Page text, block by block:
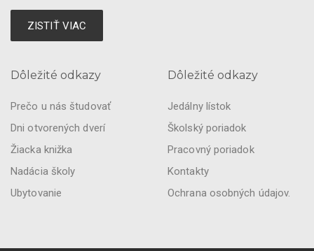
ZISTIŤ VIAC
Dôležité odkazy
Prečo u nás študovať
Dni otvorených dverí
Žiacka knižka
Nadácia školy
Ubytovanie
Dôležité odkazy
Jedálny lístok
Školský poriadok
Pracovný poriadok
Kontakty
Ochrana osobných údajov.